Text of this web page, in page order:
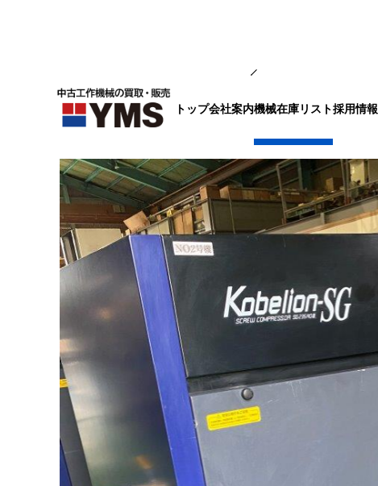
トップ会社案内機械在庫リスト採用情報
コンプレッサー